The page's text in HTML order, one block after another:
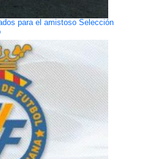
para el amistoso Selección